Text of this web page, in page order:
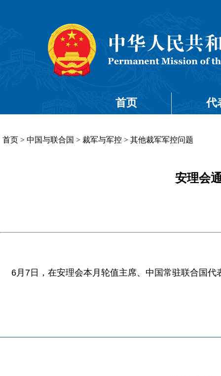
首页 代
首页 > 中国与联合国 > 裁军与军控 > 其他裁军军控问题
安理会
6月7日，在安理会本月轮值主席、中国常驻联合国